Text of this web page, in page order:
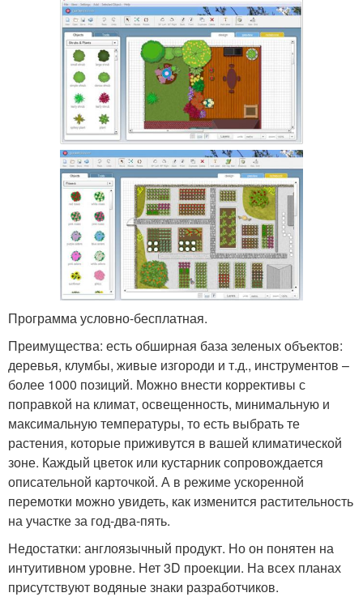
Программа условно-бесплатная.
Преимущества: есть обширная база зеленых объектов:
деревья, клумбы, живые изгороди и т.д., инструментов –
более 1000 позиций. Можно внести коррективы с
поправкой на климат, освещенность, минимальную и
максимальную температуры, то есть выбрать те
растения, которые приживутся в вашей климатической
зоне. Каждый цветок или кустарник сопровождается
описательной карточкой. А в режиме ускоренной
перемотки можно увидеть, как изменится растительность
на участке за год-два-пять.
Недостатки: англоязычный продукт. Но он понятен на
интуитивном уровне. Нет 3D проекции. На всех планах
присутствуют водяные знаки разработчиков.